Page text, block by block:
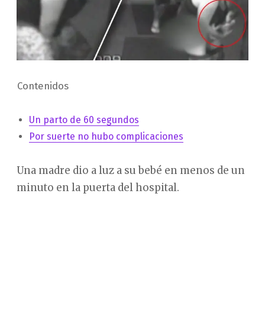
Contenidos
Un parto de 60 segundos
Por suerte no hubo complicaciones
Una madre dio a luz a su bebé en menos de un
minuto en la puerta del hospital.